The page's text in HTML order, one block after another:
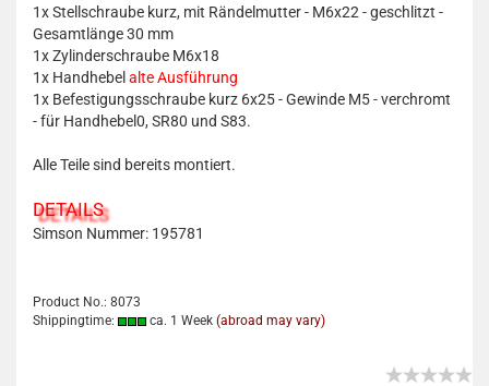
1xStellschraube kurz, mit Rändelmutter - M6x22 - geschlitzt -
Gesamtlänge 30 mm
1xZylinderschraube M6x18
1x Handhebel alte Ausführung
1x Befestigungsschraube kurz 6x25 - Gewinde M5 - verchromt
- für Handhebel0, SR80 und S83.
Alle Teile sind bereits montiert.
DETAILS
Simson Nummer: 195781
Product No.: 8073
Shippingtime:
ca. 1 Week (abroad may vary)